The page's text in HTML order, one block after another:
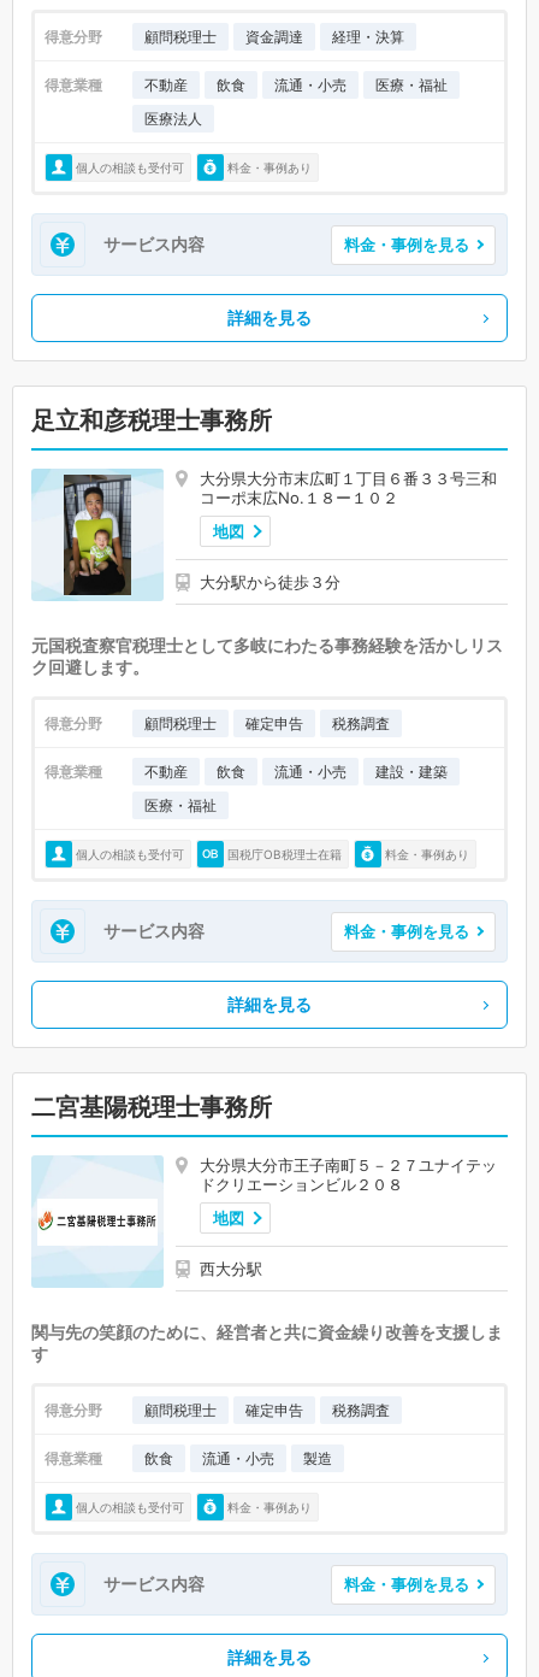
得意分野 顧問税理士 資金調達 経理・決算
得意業種 不動産 飲食 流通・小売
医療・福祉
医療法人
個人の相談も受付可 料金・事例あり
サービス内容 料金・事例を見る
詳細を見る
足立和彦税理士事務所
大分県大分市末広町１丁目６番３３号三和
コーポ末広No.１８ー１０２
地図
大分駅から徒歩３分
元国税査察官税理士として多岐にわたる事務経験を活かしリス
ク回避します。
得意分野 顧問税理士 確定申告 税務調査
得意業種 不動産 飲食 流通・小売
建設・建築
医療・福祉
個人の相談も受付可 国税庁OB税理士在籍 料金・事例あり
サービス内容 料金・事例を見る
詳細を見る
二宮基陽税理士事務所
大分県大分市王子南町５－２７ユナイテッ
ドクリエーションビル２０８
地図
西大分駅
関与先の笑顔のために、経営者と共に資金繰り改善を支援しま
す
得意分野 顧問税理士 確定申告 税務調査
得意業種 飲食 流通・小売 製造
個人の相談も受付可 料金・事例あり
サービス内容 料金・事例を見る
詳細を見る